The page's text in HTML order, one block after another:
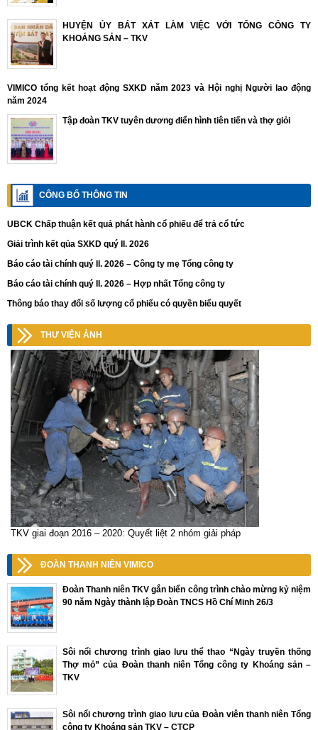
HUYỆN ỦY BÁT XÁT LÀM VIỆC VỚI TỔNG CÔNG TY
KHOÁNG SẢN – TKV
VIMICO tổng kết hoạt động SXKD năm 2023 và Hội nghị Người lao động
năm 2024
Tập đoàn TKV tuyên dương điển hình tiên tiến và thợ giỏi
CÔNG BỐ THÔNG TIN
UBCK Chấp thuận kết quả phát hành cổ phiếu để trả cổ tức
Giải trình kết qủa SXKD quý II. 2026
Báo cáo tài chính quý II. 2026 – Công ty mẹ Tổng công ty
Báo cáo tài chính quý II. 2026 – Hợp nhất Tổng công ty
Thông báo thay đổi số lượng cổ phiếu có quyền biểu quyết
THƯ VIỆN ẢNH
TKV giai đoạn 2016 – 2020: Quyết liệt 2 nhóm giải pháp
ĐOÀN THANH NIÊN VIMICO
Đoàn Thanh niên TKV gắn biển công trình chào mừng kỷ niệm
90 năm Ngày thành lập Đoàn TNCS Hồ Chí Minh 26/3
Sôi nổi chương trình giao lưu thể thao “Ngày truyền thống
Thợ mỏ” của Đoàn thanh niên Tổng công ty Khoáng sản –
TKV
Sôi nổi chương trình giao lưu của Đoàn viên thanh niên Tổng
công ty Khoáng sản TKV – CTCP